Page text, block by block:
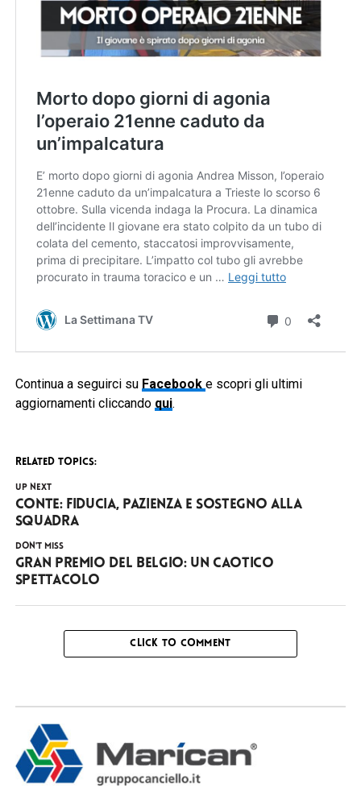
Continua a seguirci su Facebook e scopri gli ultimi
aggiornamenti cliccando qui.
RELATED TOPICS:
UP NEXT
Conte: fiducia, pazienza e sostegno alla
squadra
DON'T MISS
Gran Premio del Belgio: un caotico
spettacolo
CLICK TO COMMENT